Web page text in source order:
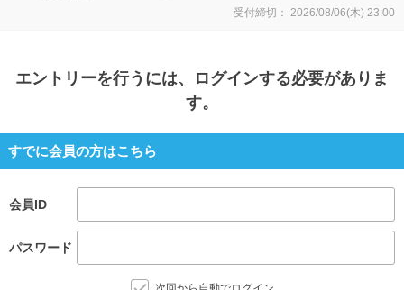
受付締切： 2026/08/06(木) 23:00
エントリーを行うには、ログインする必要がありま
す。
すでに会員の方はこちら
会員ID
パスワード